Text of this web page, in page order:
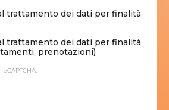
trattamento dei dati per finalità
trattamento dei dati per finalità
prenotazioni)